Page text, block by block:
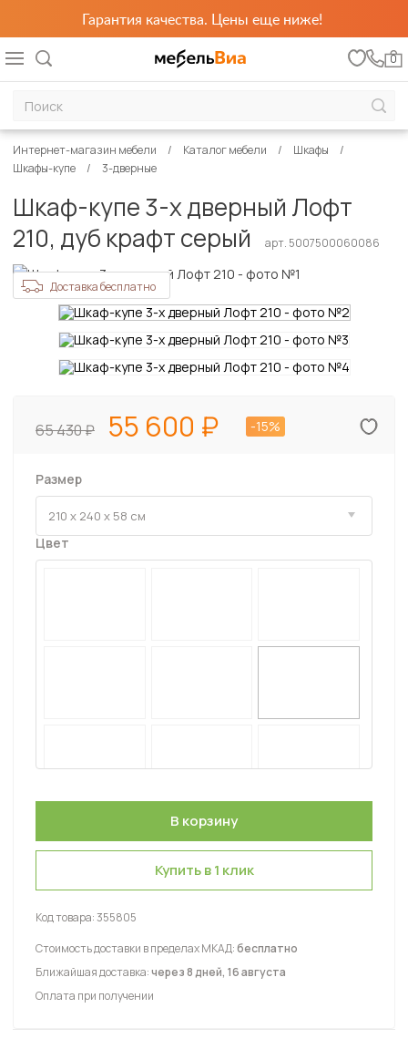
Гарантия качества. Цены еще ниже!
0
Интернет-магазин мебели Каталог мебели
Шкафы
Шкафы-купе
3-дверные
Шкаф-купе 3-х дверный Лофт
210, дуб крафт серый
арт. 5007500060086
Доставка бесплатно
65 430 55 600 -15%
Размер
Цвет
Купить в 1 клик
Код товара:355805
Стоимость доставки в пределах МКАД:бесплатно
Ближайшая доставка:через 8 дней, 16 августа
Оплата при получении